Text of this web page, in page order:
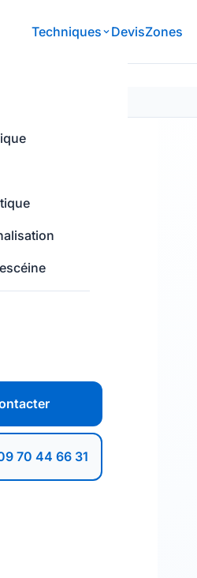
Techniques DevisZones
70 44 66 31
— sans dégât